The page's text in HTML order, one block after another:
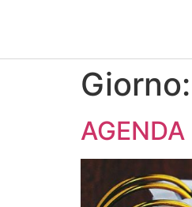
Giorno: